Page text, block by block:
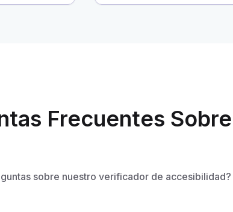
Frecuentes
sobre nuestro verificador de